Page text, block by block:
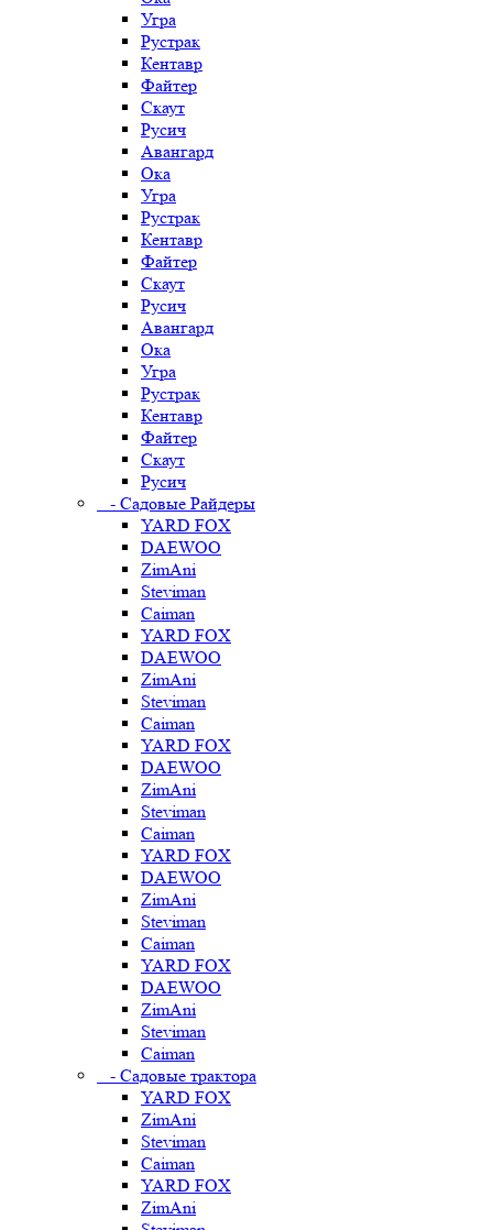
Угра
Рустрак
Кентавр
Файтер
Скаут
Русич
Авангард
Ока
Угра
Рустрак
Кентавр
Файтер
Скаут
Русич
Авангард
Ока
Угра
Рустрак
Кентавр
Файтер
Скаут
Русич
- Садовые Райдеры
YARD FOX
DAEWOO
ZimAni
Steviman
Caiman
YARD FOX
DAEWOO
ZimAni
Steviman
Caiman
YARD FOX
DAEWOO
ZimAni
Steviman
Caiman
YARD FOX
DAEWOO
ZimAni
Steviman
Caiman
YARD FOX
DAEWOO
ZimAni
Steviman
Caiman
- Садовые трактора
YARD FOX
ZimAni
Steviman
Caiman
YARD FOX
ZimAni